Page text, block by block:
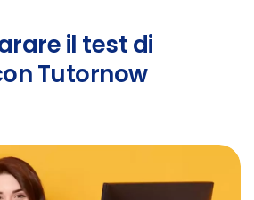
il test di
Tutornow